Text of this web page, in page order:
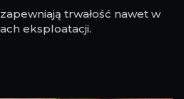
zapewniają trwałość nawet w
eksploatacji.